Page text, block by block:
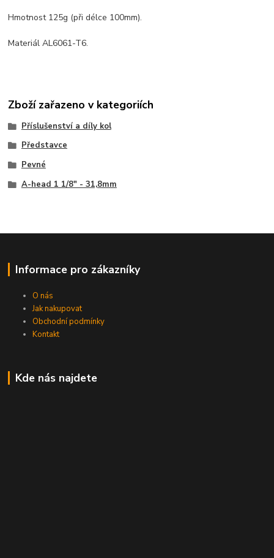
Hmotnost 125g (při délce 100mm).
Materiál AL6061-T6.
Zboží zařazeno v kategoriích
Příslušenství a díly kol
Představce
Pevné
A-head 1 1/8" - 31,8mm
Informace pro zákazníky
O nás
Jak nakupovat
Obchodní podmínky
Kontakt
Kde nás najdete